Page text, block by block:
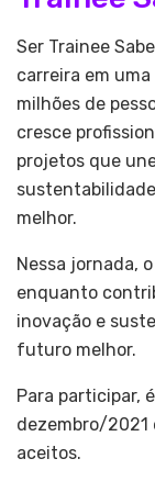
Ser Trainee
carreira em
milhões de
cresce
projetos que
melhor.
Nessa jornada,
enquanto
inovação e
futuro melhor.
Para participar,
dezembro/2021
aceitos.